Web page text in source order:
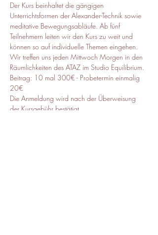
Der Kurs beinhaltet die gängigen
Unterrichtsformen der Alexander-Technik sowie
meditative Bewegungsabläufe. Ab fünf
Teilnehmern leiten wir den Kurs zu weit und
können so auf individuelle Themen eingehen.
Wir treffen uns jeden Mittwoch Morgen in den
Räumlichkeiten des ATAZ im Studio Equilibrium.
Beitrag: 10 mal 300€ - Probetermin einmalig
20€
Die Anmeldung wird nach der Überweisung
der Kursgebühr bestätigt.